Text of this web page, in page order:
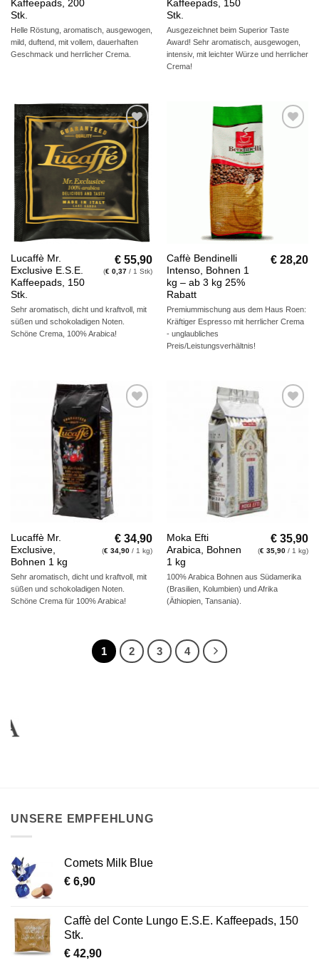
Kaffeepads, 200
Stk.
Helle Röstung, aromatisch, ausgewogen,
mild, duftend, mit vollem, dauerhaften
Geschmack und herrlicher Crema.
Kaffeepads, 150
Stk.
Ausgezeichnet beim Superior Taste
Award! Sehr aromatisch, ausgewogen,
intensiv, mit leichter Würze und herrlicher
Crema!
Auf die
Wunschliste
Lucaffè Mr.
Exclusive E.S.E.
Kaffeepads, 150
Stk.
€ 55,90
(€ 0,37 / 1 Stk)
Sehr aromatisch, dicht und kraftvoll, mit
süßen und schokoladigen Noten.
Schöne Crema, 100% Arabica!
Wunschliste
Caffè Bendinelli
Intenso, Bohnen 1
kg – ab 3 kg 25%
Rabatt
€ 28,20
Premiummischung aus dem Haus Roen:
Kräftiger Espresso mit herrlicher Crema
- unglaubliches
Preis/Leistungsverhältnis!
Auf die
Wunschliste
Lucaffè Mr.
Exclusive,
Bohnen 1 kg
€ 34,90
(€ 34,90 / 1 kg)
Sehr aromatisch, dicht und kraftvoll, mit
süßen und schokoladigen Noten.
Schöne Crema für 100% Arabica!
Auf die
Wunschliste
Moka Efti
Arabica, Bohnen
1 kg
€ 35,90
(€ 35,90 / 1 kg)
100% Arabica Bohnen aus Südamerika
(Brasilien, Kolumbien) und Afrika
(Äthiopien, Tansania).
1 2 3 4
UNSERE EMPFEHLUNG
Comets Milk Blue
€ 6,90
Caffè del Conte Lungo E.S.E. Kaffeepads, 150
Stk.
€ 42,90